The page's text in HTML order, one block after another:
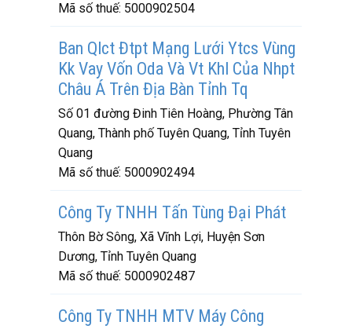
Mã số thuế: 5000902504
Ban Qlct Đtpt Mạng Lưới Ytcs Vùng
Kk Vay Vốn Oda Và Vt Khl Của Nhpt
Châu Á Trên Địa Bàn Tỉnh Tq
Số 01 đường Đinh Tiên Hoàng, Phường Tân
Quang, Thành phố Tuyên Quang, Tỉnh Tuyên
Quang
Mã số thuế: 5000902494
Công Ty TNHH Tấn Tùng Đại Phát
Thôn Bờ Sông, Xã Vĩnh Lợi, Huyện Sơn
Dương, Tỉnh Tuyên Quang
Mã số thuế: 5000902487
Công Ty TNHH MTV Máy Công